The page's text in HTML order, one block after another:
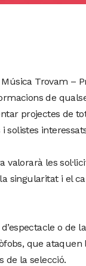
Trovam –
de
projectes de
solistes
valorarà les
singularitat i el
o de
que
de la selecció.